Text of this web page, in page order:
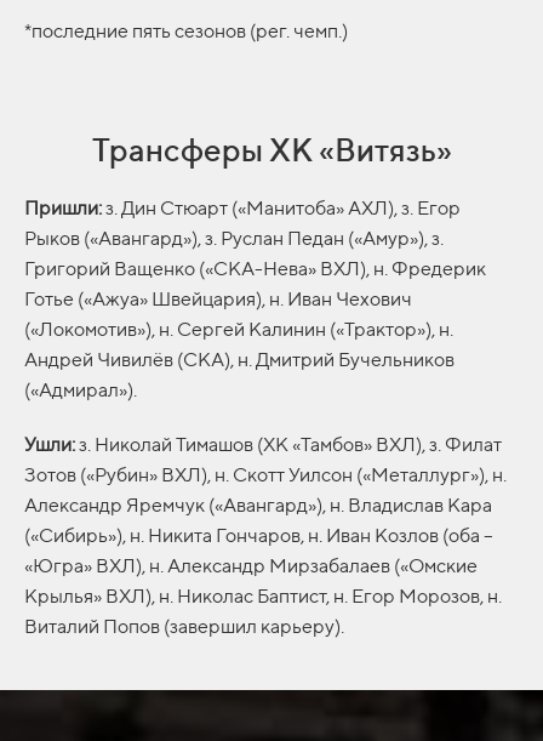
*последние пять сезонов (рег. чемп.)
Трансферы ХК «Витязь»
Пришли:з. Дин Стюарт («Манитоба» АХЛ), з. Егор
Рыков («Авангард»), з. Руслан Педан («Амур»), з.
Григорий Ващенко («СКА-Нева» ВХЛ), н. Фредерик
Готье («Ажуа» Швейцария), н. Иван Чехович
(«Локомотив»), н. Сергей Калинин («Трактор»), н.
Андрей Чивилёв (СКА), н. Дмитрий Бучельников
(«Адмирал»).
Ушли:з. Николай Тимашов (ХК «Тамбов» ВХЛ), з. Филат
Зотов («Рубин» ВХЛ), н. Скотт Уилсон («Металлург»), н.
Александр Яремчук («Авангард»), н. Владислав Кара
(«Сибирь»), н. Никита Гончаров, н. Иван Козлов (оба –
«Югра» ВХЛ), н. Александр Мирзабалаев («Омские
Крылья» ВХЛ), н. Николас Баптист, н. Егор Морозов, н.
Виталий Попов (завершил карьеру).